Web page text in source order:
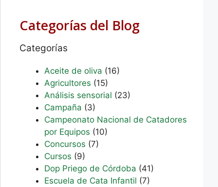
Categorías del Blog
Categorías
Aceite de oliva (16)
Agricultores (15)
Análisis sensorial (23)
Campaña (3)
Campeonato Nacional de Catadores
por Equipos (10)
Concursos (7)
Cursos (9)
Dop Priego de Córdoba (41)
Escuela de Cata Infantil (7)